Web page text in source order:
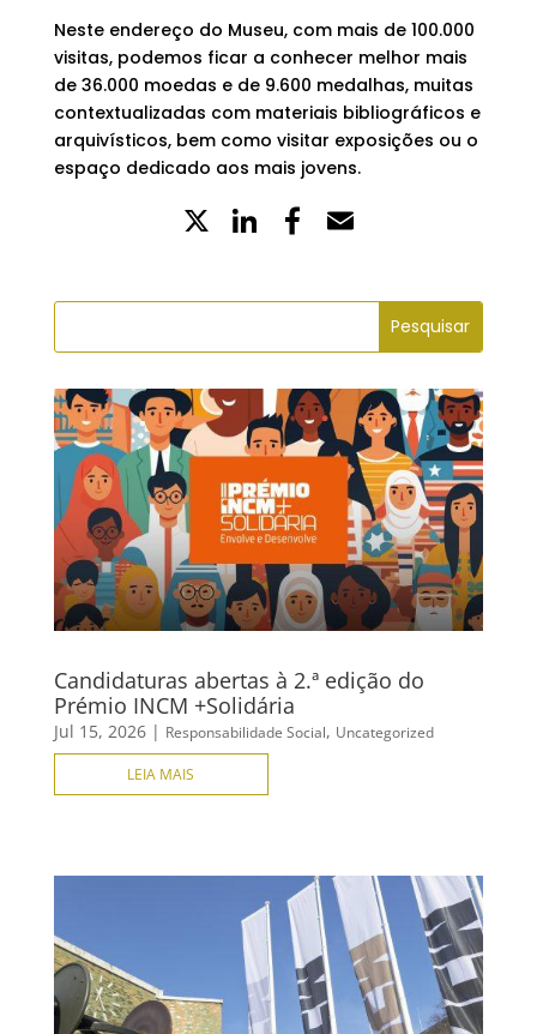
Neste endereço do Museu, com mais de 100.000
visitas, podemos ficar a conhecer melhor mais
de 36.000 moedas e de 9.600 medalhas, muitas
contextualizadas com materiais bibliográficos e
arquivísticos, bem como visitar exposições ou o
espaço dedicado aos mais jovens.
X LinkedIn
Partilhe
Facebook
Candidaturas abertas à 2.ª edição do
Prémio INCM +Solidária
Jul 15, 2026| Responsabilidade Social, Uncategorized
LEIA MAIS